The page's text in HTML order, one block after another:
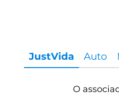
JustVida Auto
O